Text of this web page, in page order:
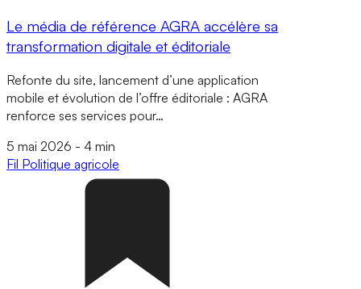
Le média de référence AGRA accélère sa
transformation digitale et éditoriale
Refonte du site, lancement d’une application
mobile et évolution de l’offre éditoriale : AGRA
renforce ses services pour…
5 mai 2026 - 4 min
Fil Politique agricole